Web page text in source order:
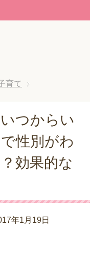
育て
つからい
性別がわ
効果的な
年1月19日